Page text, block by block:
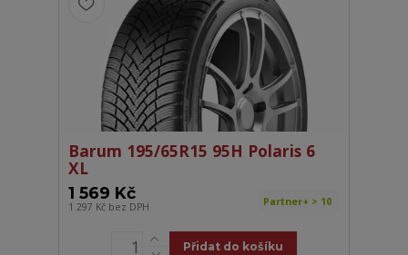
Barum 195/65R15 95H Polaris 6
XL
1 569 Kč
1 297 Kč bez DPH Partner+ > 10
Přidat do košíku